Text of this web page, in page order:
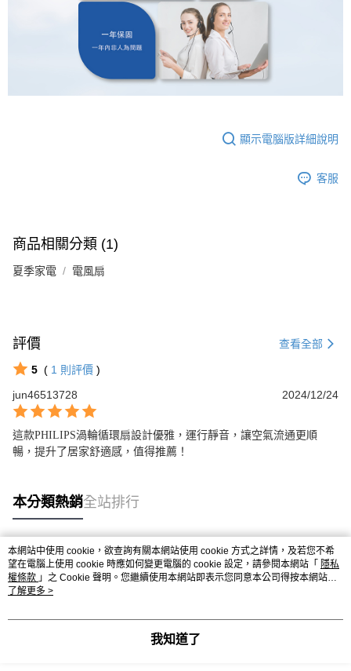
顯示電腦版詳細說明
客服
商品相關分類 (1)
夏季家電 電風扇
評價 查看全部
5 ( 1 則評價 )
jun46513728
2024/12/24
這款PHILIPS渦輪循環扇設計優雅，運行靜音，讓空氣流通更順
暢，提升了居家舒適感，值得推薦！
本分類熱銷全站排行
熱門標籤
本網站中使用 cookie，欲查詢有關本網站使用 cookie 方式之詳情，及若您不希
望在電腦上使用 cookie 時應如何變更電腦的 cookie 設定，請參閱本網站「 隱私
權條款 」之 Cookie 聲明。您繼續使用本網站即表示您同意本公司得按本網站使
用條款之 Cookie 聲明使用 cookie。
了解更多 >
我知道了